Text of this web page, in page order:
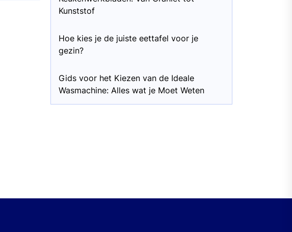
Kunststof
Hoe kies je de juiste eettafel voor je
gezin?
Gids voor het Kiezen van de Ideale
Wasmachine: Alles wat je Moet Weten